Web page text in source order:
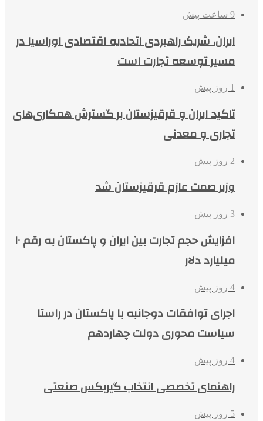
9 ساعت پیش
ایران، شریک راهبردی اتحادیه اقتصادی اوراسیا در
مسیر توسعه تجارت است
1 روز پیش
تاکید ایران و قرقیزستان بر گسترش همکاری‌های
تجاری و معدنی
2 روز پیش
وزیر صمت عازم قرقیزستان شد
3 روز پیش
افزایش حجم تجارت بین ایران و پاکستان به رقم ۱۰
میلیارد دلار
4 روز پیش
اجرای توافقات دوجانبه با پاکستان در راستا
سیاست محوری دولت چهاردهم
4 روز پیش
راهنمای تخصصی انتخاب گیربکس صنعتی
5 روز پیش